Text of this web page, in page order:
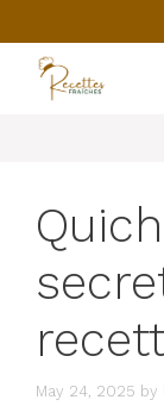
to
content
May 24, 2025 by